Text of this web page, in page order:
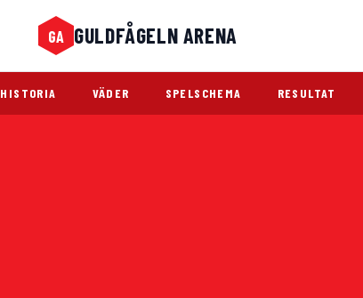
GA GULDFÅGELN ARENA
Guldfågeln Arena
HISTORIA VÄDER SPELSCHEMA RESULTAT